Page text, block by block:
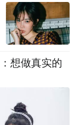
想做真实的